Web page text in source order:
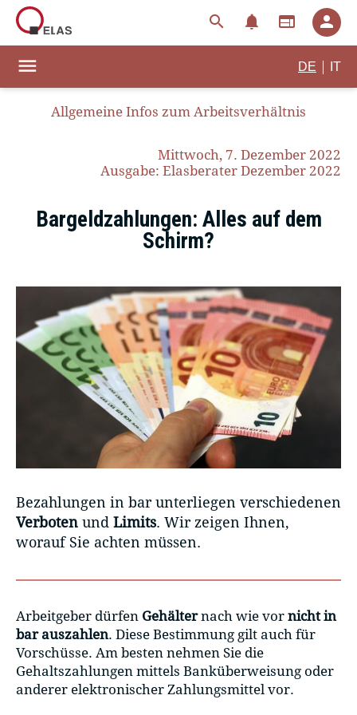
search notifications web person
menu DE IT
Allgemeine Infos zum Arbeitsverhältnis
Mittwoch, 7. Dezember 2022
Ausgabe: Elasberater Dezember 2022
Bargeldzahlungen: Alles auf dem
Schirm?
Bezahlungen in bar unterliegen verschiedenen
Verboten und Limits. Wir zeigen Ihnen,
worauf Sie achten müssen.
Arbeitgeber dürfen Gehälternach wie vor nicht in
bar auszahlen. Diese Bestimmung gilt auch für
Vorschüsse. Am besten nehmen Sie die
Gehaltszahlungen mittels Banküberweisung oder
anderer elektronischer Zahlungsmittel vor.